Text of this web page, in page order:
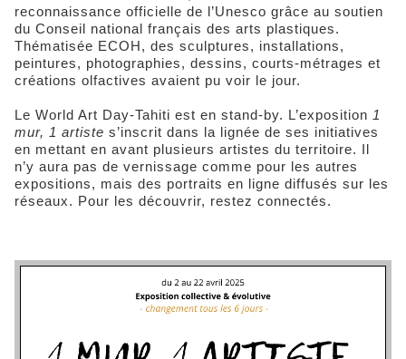
reconnaissance officielle de l’Unesco grâce au soutien
du Conseil national français des arts plastiques.
Thématisée ECOH, des sculptures, installations,
peintures, photographies, dessins, courts-métrages et
créations olfactives avaient pu voir le jour.
Le World Art Day-Tahiti est en stand-by. L’exposition 1
mur, 1 artiste s’inscrit dans la lignée de ses initiatives
en mettant en avant plusieurs artistes du territoire. Il
n’y aura pas de vernissage comme pour les autres
expositions, mais des portraits en ligne diffusés sur les
réseaux. Pour les découvrir, restez connectés.